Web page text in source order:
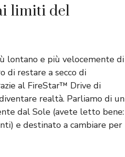
limiti del
lontano e più velocemente di
di restare a secco di
al FireStar™ Drive di
realtà. Parliamo di un
dal Sole (avete letto bene:
e destinato a cambiare per